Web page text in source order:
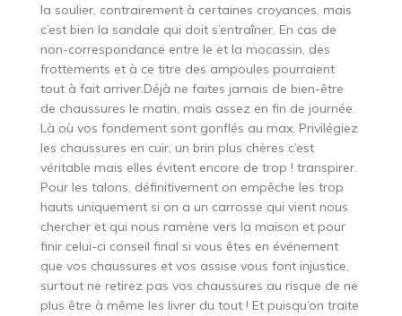
la soulier, contrairement à certaines croyances, mais
c’est bien la sandale qui doit s’entraîner. En cas de
non-correspondance entre le et la mocassin, des
frottements et à ce titre des ampoules pourraient
tout à fait arriver.Déjà ne faites jamais de bien-être
de chaussures le matin, mais assez en fin de journée.
Là où vos fondement sont gonflés au max. Privilégiez
les chaussures en cuir, un brin plus chères c’est
véritable mais elles évitent encore de trop ! transpirer.
Pour les talons, définitivement on empêche les trop
hauts uniquement si on a un carrosse qui vient nous
chercher et qui nous ramène vers la maison et pour
finir celui-ci conseil final si vous êtes en événement
que vos chaussures et vos assise vous font injustice,
surtout ne retirez pas vos chaussures au risque de ne
plus être à même les livrer du tout ! Et puisqu’on traite